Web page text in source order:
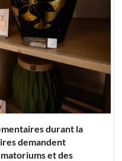
durant la
demandent
et des